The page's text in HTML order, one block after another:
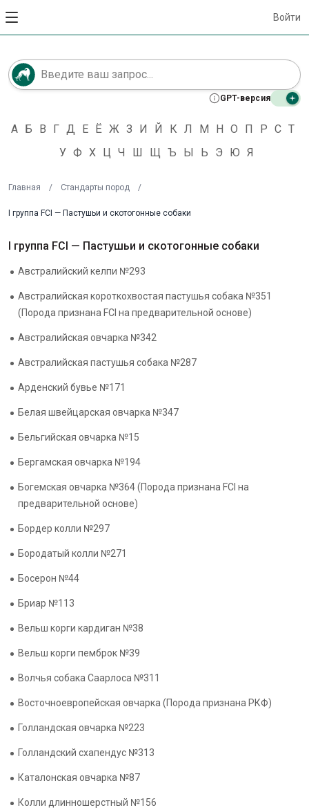
Войти
GPT-версия
А Б В Г Д Е Ё Ж З И Й К Л М Н О П Р С Т
У Ф Х Ц Ч Ш Щ Ъ Ы Ь Э Ю Я
Главная / Стандарты пород /
I группа FCI — Пастушьи и скотогонные собаки
I группа FCI — Пастушьи и скотогонные собаки
Австралийский келпи №293
Австралийская короткохвостая пастушья собака №351
(Порода признана FCI на предварительной основе)
Австралийская овчарка №342
Австралийская пастушья собака №287
Арденский бувье №171
Белая швейцарская овчарка №347
Бельгийская овчарка №15
Бергамская овчарка №194
Богемская овчарка №364 (Порода признана FCI на
предварительной основе)
Бордер колли №297
Бородатый колли №271
Босерон №44
Бриар №113
Вельш корги кардиган №38
Вельш корги пемброк №39
Волчья собака Саарлоса №311
Восточноевропейская овчарка (Порода признана РКФ)
Голландская овчарка №223
Голландский схапендус №313
Каталонская овчарка №87
Колли длинношерстный №156